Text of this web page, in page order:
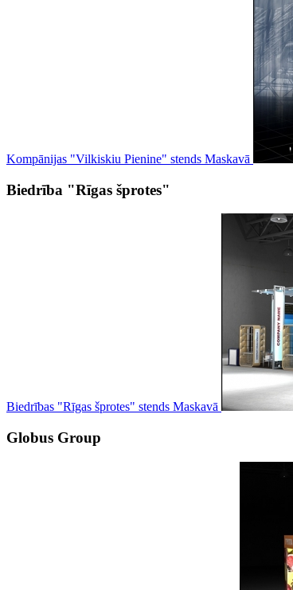
Kompānijas "Vilkiskiu Pienine" stends Maskavā
Biedrība "Rīgas šprotes"
Biedrības "Rīgas šprotes" stends Maskavā
Globus Group